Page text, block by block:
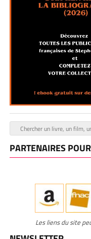
PARTENAIRES
Les liens du site